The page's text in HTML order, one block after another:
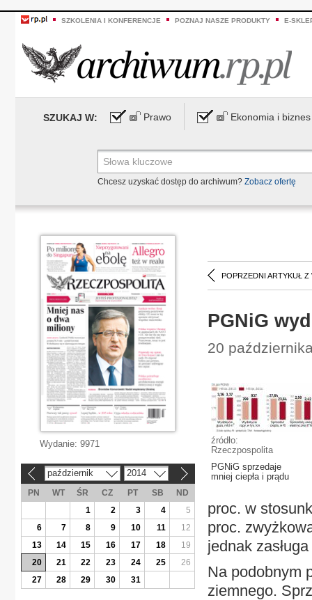
SZKOLENIA I KONFERENCJE POZNAJ NASZE PRODUKTY E-
SZUKAJ W: Prawo Ekonomia i biznes
Chcesz uzyskać dostęp do archiwum? Zobacz ofertę
POPRZEDNI ARTYKUŁ Z
PGNiG
20
źródło:
Rzeczpospolita
PGNiG sprzedaje
mniej ciepła i prądu
proc. w
proc.
jednak
Na podobnym
ziemnego.
Wydanie: 9971
październik 2014
PN WT ŚR CZ PT SB
ND
1
2 3 4
5
6
7 8 9 10 11
12
13
14 15 16 17 18
19
20
21 22 23 24 25
26
27
28 29 30 31